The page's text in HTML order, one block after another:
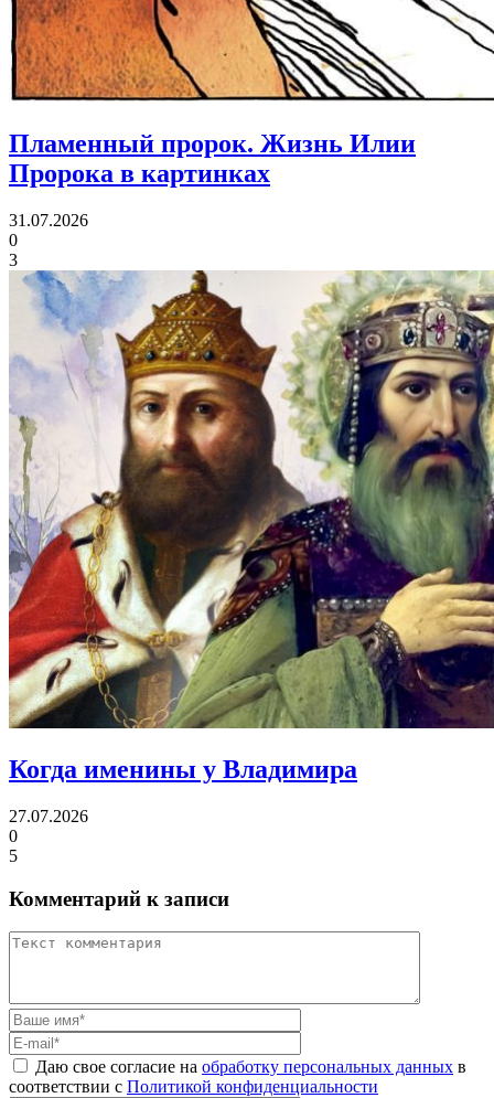
Пламенный пророк. Жизнь Илии
Пророка в картинках
31.07.2026
0
3
Когда именины у Владимира
27.07.2026
0
5
Комментарий к записи
Даю свое согласие на обработку персональных данных в
соответствии с Политикой конфиденциальности